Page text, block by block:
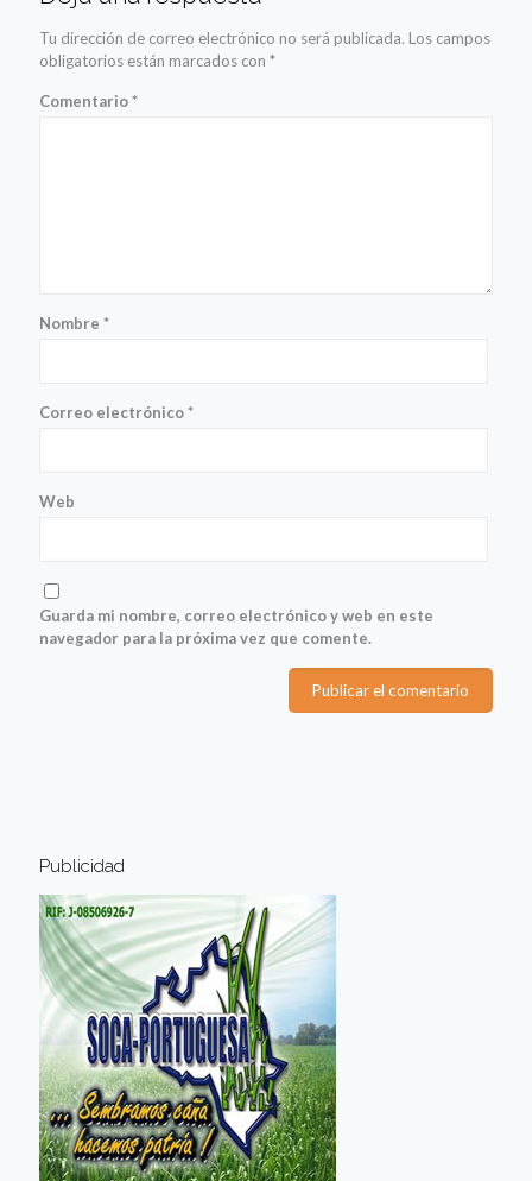
Tu dirección de correo electrónico no será publicada. Los campos
obligatorios están marcados con *
Comentario*
Nombre *
Correo electrónico*
Web
Guarda mi nombre, correo electrónico y web en este
navegador para la próxima vez que comente.
Publicidad